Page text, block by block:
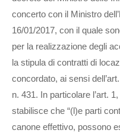
concerto con il Ministro
16/01/2017, con il quale
per la realizzazione degli
la stipula di contratti di
concordato, ai sensi
n. 431. In particolare l’art.
stabilisce che “(l)e parti
canone effettivo, possono